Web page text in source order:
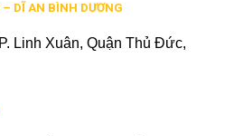
DĨ AN BÌNH DƯƠNG
Linh Xuân, Quận Thủ Đức,